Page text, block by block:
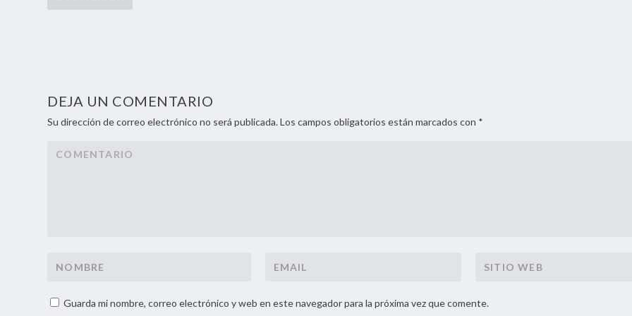
DEJA UN COMENTARIO
Su dirección de correo electrónico no será publicada. Los campos obligatorios están marcados con *
Guarda mi nombre, correo electrónico y web en este navegador para la próxima vez que comente.